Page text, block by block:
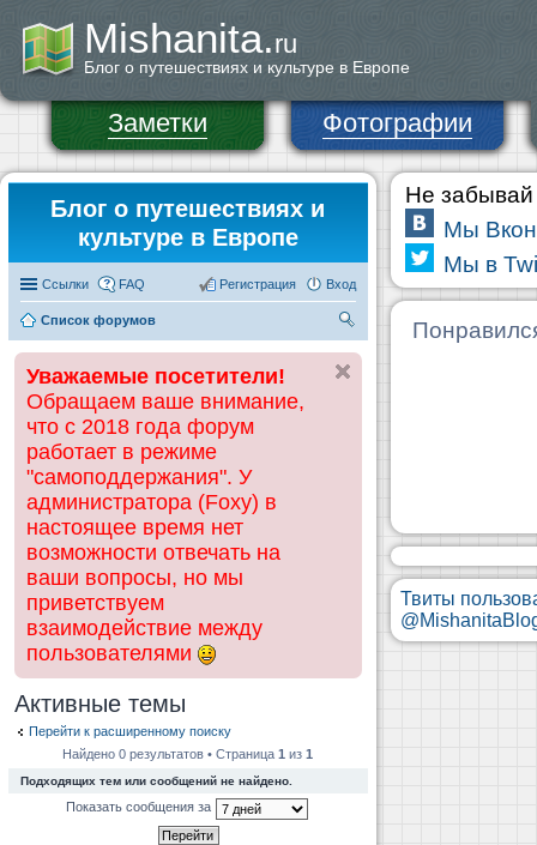
Mishanita.ru
Блог о путешествиях и культуре в Европе
Заметки Фотографии
Блог о путешествиях и
культуре в Европе
Ссылки FAQ Вход
Регистрация
Список форумов
ск
Уважаемые посетители!
Обращаем ваше внимание,
что с 2018 года форум
работает в режиме
"самоподдержания". У
администратора (Foxy) в
настоящее время нет
возможности отвечать на
ваши вопросы, но мы
приветствуем
взаимодействие между
пользователями
Активные темы
Перейти к расширенному поиску
Найдено 0 результатов • Страница1 из1
Подходящих тем или сообщений не найдено.
Показать сообщения за
Не забывай
Мы
Мы в
Твиты